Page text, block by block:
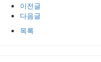
이전글
다음글
목록